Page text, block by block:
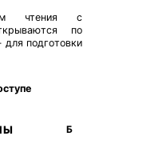
чтения с
по
подготовки
Б